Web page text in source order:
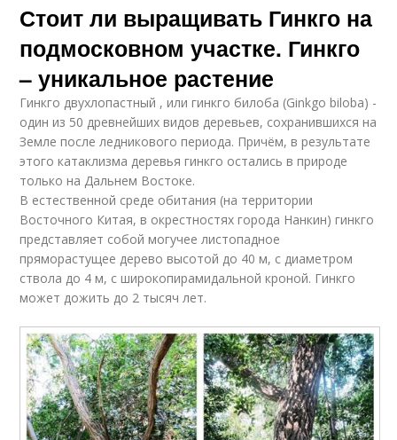
Стоит ли выращивать Гинкго на
подмосковном участке. Гинкго
– уникальное растение
Гинкго двухлопастный , или гинкго билоба (Ginkgo biloba) -
один из 50 древнейших видов деревьев, сохранившихся на
Земле после ледникового периода. Причём, в результате
этого катаклизма деревья гинкго остались в природе
только на Дальнем Востоке.
В естественной среде обитания (на территории
Восточного Китая, в окрестностях города Нанкин) гинкго
представляет собой могучее листопадное
пряморастущее дерево высотой до 40 м, с диаметром
ствола до 4 м, с широкопирамидальной кроной. Гинкго
может дожить до 2 тысяч лет.